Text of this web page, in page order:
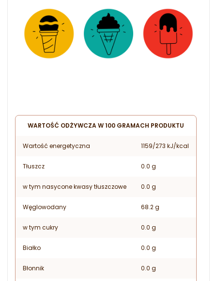
WARTOŚĆ ODŻYWCZA W 100 GRAMACH PRODUKTU
Wartość energetyczna 1159/273 kJ/kcal
Tłuszcz 0.0 g
w tym nasycone kwasy tłuszczowe 0.0 g
Węglowodany 68.2 g
w tym cukry 0.0 g
Białko 0.0 g
Błonnik 0.0 g